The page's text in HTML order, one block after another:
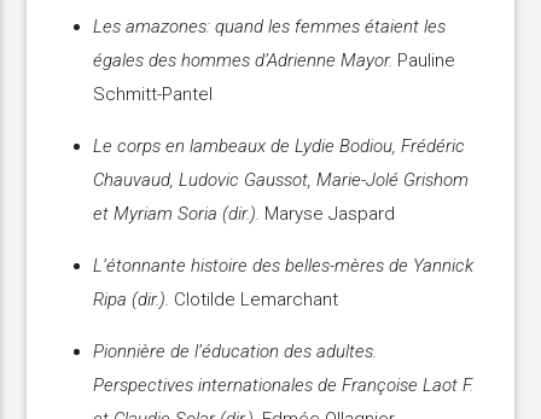
Les amazones: quand les femmes étaient les
égales des hommes d’Adrienne Mayor. Pauline
Schmitt-Pantel
Le corps en lambeaux de Lydie Bodiou, Frédéric
Chauvaud, Ludovic Gaussot, Marie-Jolé Grishom
et Myriam Soria (dir.). Maryse Jaspard
L’étonnante histoire des belles-mères de Yannick
Ripa (dir.). Clotilde Lemarchant
Pionnière de l’éducation des adultes.
Perspectives internationales de Françoise Laot F.